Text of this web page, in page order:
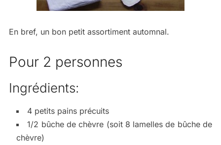
En bref, un bon petit assortiment automnal.
Pour 2 personnes
Ingrédients:
4 petits pains précuits
1/2 bûche de chèvre (soit 8 lamelles de bûche de
chèvre)